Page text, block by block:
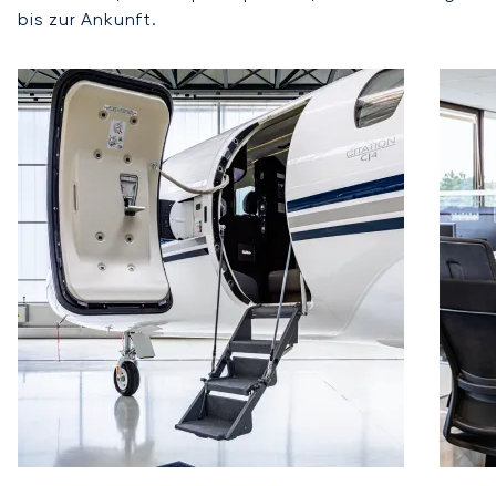
bis zur Ankunft.